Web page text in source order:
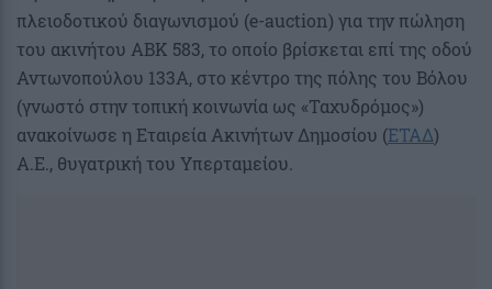
πλειοδοτικού διαγωνισμού (e-auction) για την πώληση
του ακινήτου ΑΒΚ 583, το οποίο βρίσκεται επί της οδού
Αντωνοπούλου 133Α, στο κέντρο της πόλης του Βόλου
(γνωστό στην τοπική κοινωνία ως «Ταχυδρόμος»)
ανακοίνωσε η Εταιρεία Ακινήτων Δημοσίου (ΕΤΑΔ)
Α.Ε., θυγατρική του Υπερταμείου.